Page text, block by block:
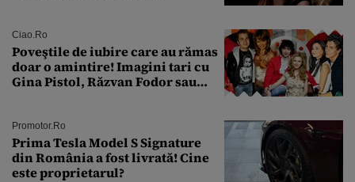
Ciao.ro
Poveştile de iubire care au rămas
doar o amintire! Imagini tari cu
Gina Pistol, Răzvan Fodor sau
Promotor.ro
Prima Tesla Model S Signature
din România a fost livrată! Cine
este proprietarul?